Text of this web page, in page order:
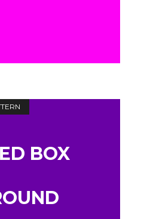
BOX